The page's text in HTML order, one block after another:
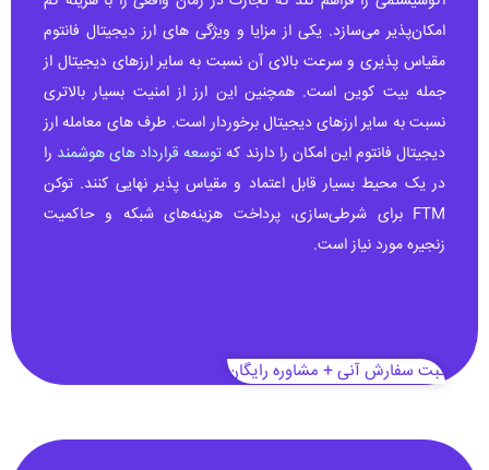
امکان‌پذیر می‌سازد. یکی از مزایا و ویژگی های ارز دیجیتال فانتوم
مقیاس پذیری و سرعت بالای آن نسبت به سایر ارزهای دیجیتال از
جمله بیت کوین است. همچنین این ارز از امنیت بسیار بالاتری
نسبت به سایر ارزهای دیجیتال برخوردار است. طرف های معامله ارز
دیجیتال فانتوم این امکان را دارند کهتوسعه قرارداد های هوشمندرا
در یک محیط بسیار قابل اعتماد و مقیاس پذیر نهایی کنند. توکن
FTM برای شرطی‌سازی، پرداخت هزینه‌های شبکه و حاکمیت
زنجیره مورد نیاز است.
ثبت سفارش آنی + مشاوره رایگان